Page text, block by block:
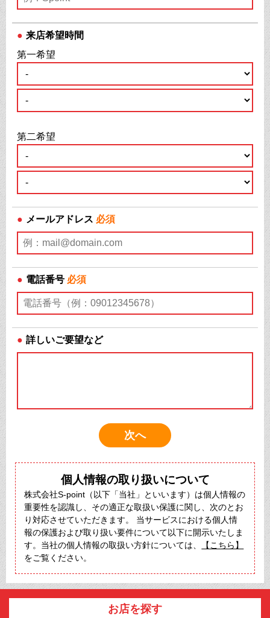
● 来店希望時間
第一希望
第二希望
● メールアドレス 必須
● 電話番号 必須
● 詳しいご要望など
個人情報の取り扱いについて
株式会社S-point（以下「当社」といいます）は個人情報の
重要性を認識し、その適正な取扱い保護に関し、次のとお
り対応させていただきます。 当サービスにおける個人情
報の保護および取り扱い要件について以下に開示いたしま
す。当社の個人情報の取扱い方針については、
【こちら】
をご覧ください。
お店を探す